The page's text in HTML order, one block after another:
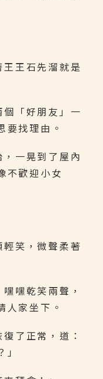
王石先溜就是
「好朋友」一
要找理由。
，一晃到了屋內
不歡迎小女
笑，微聲柔著
嘿乾笑兩聲，
人家坐下。
了正常，道：
」